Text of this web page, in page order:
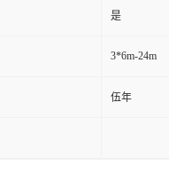
是
3*6m-24m
伍年